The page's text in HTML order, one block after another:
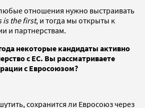
отношения нужно выстраивать
is the first, и тогда мы открыты к
и партнерствам.
некоторые кандидаты активно
с ЕС. Вы рассматриваете
с Евросоюзом?
сохранится ли Евросоюз через